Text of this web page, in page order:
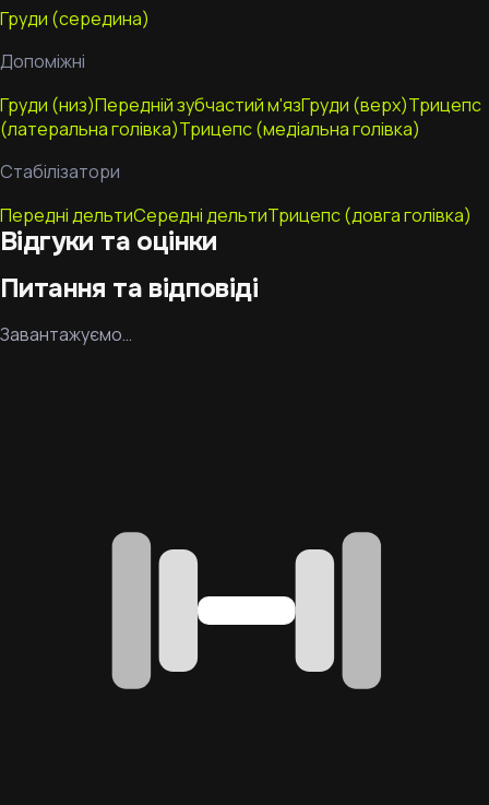
Груди (середина)
Допоміжні
Груди (низ)Передній зубчастий м'язГруди (верх)Трицепс
(латеральна голівка)Трицепс (медіальна голівка)
Стабілізатори
Передні дельтиСередні дельтиТрицепс (довга голівка)
Відгуки та оцінки
Питання та відповіді
Завантажуємо…